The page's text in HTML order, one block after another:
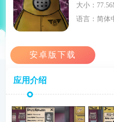
大小：
语言：简体
应用介绍